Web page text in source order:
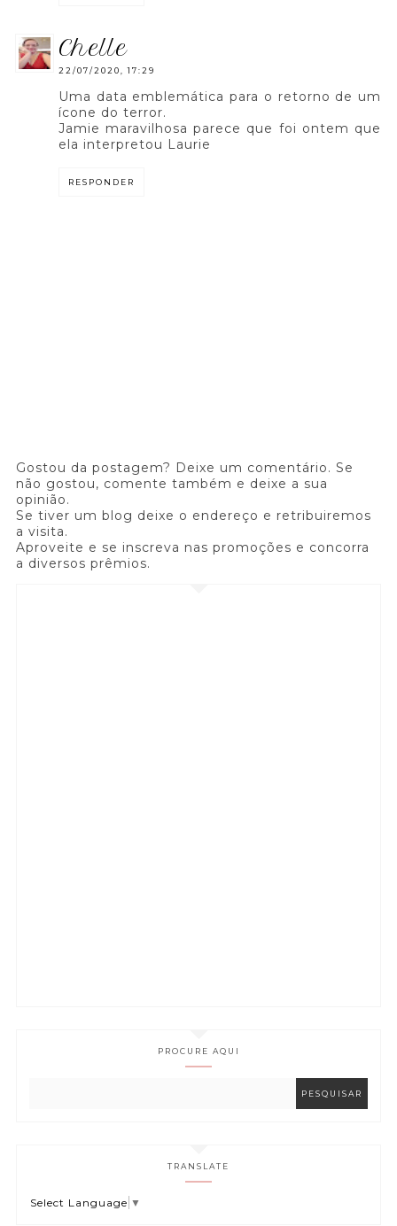
chelle
22/07/2020, 17:29
Uma data emblemática para o retorno de um
ícone do terror.
Jamie maravilhosa parece que foi ontem que
ela interpretou Laurie
RESPONDER
Gostou da postagem? Deixe um comentário. Se
não gostou, comente também e deixe a sua
opinião.
Se tiver um blog deixe o endereço e retribuiremos
a visita.
Aproveite e se inscreva nas promoções e concorra
a diversos prêmios.
PROCURE AQUI
TRANSLATE
Select Language ▼